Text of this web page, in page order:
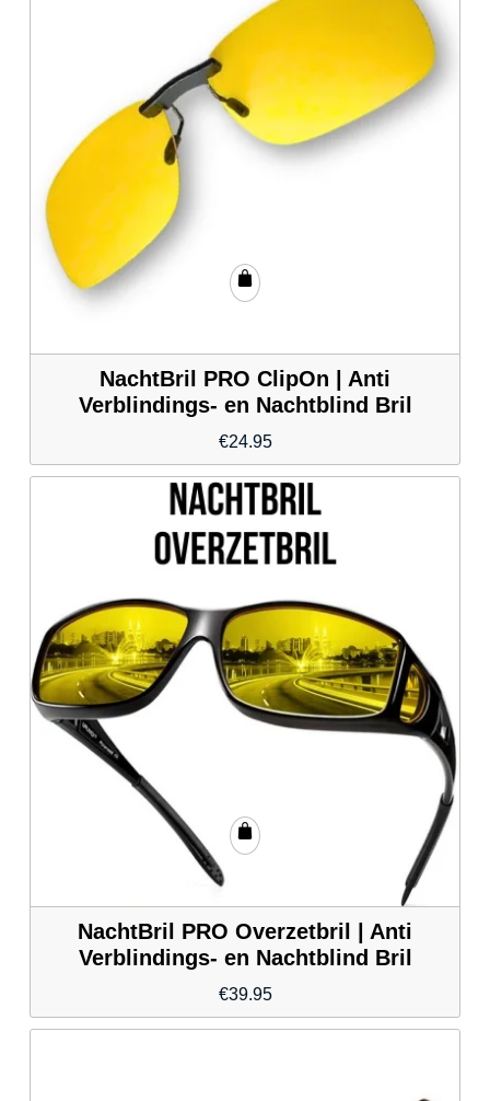
NachtBril PRO ClipOn | Anti
Verblindings- en Nachtblind Bril
€24.95
NachtBril PRO Overzetbril | Anti
Verblindings- en Nachtblind Bril
€39.95